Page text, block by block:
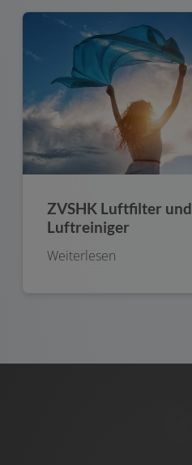
ZVSHK Luftfilter und
Luftreiniger
Weiterlesen